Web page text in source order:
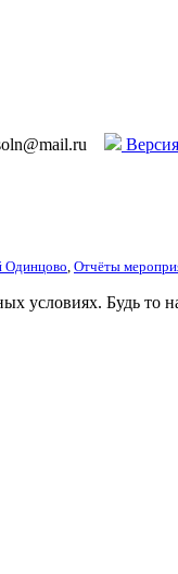
, Отчёты
условиях. Будь